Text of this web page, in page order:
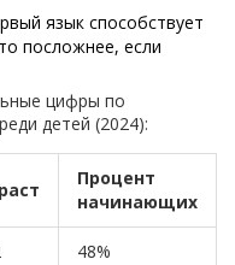
язык способствует
посложнее, если
цифры по
детей (2024):
Процент
начинающих
48%